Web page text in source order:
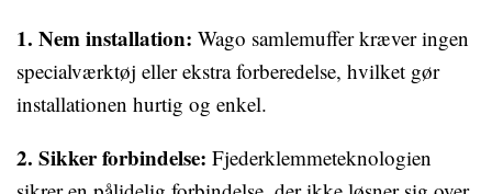
1. Nem installation: Wago samlemuffer kræver ingen
specialværktøj eller ekstra forberedelse, hvilket gør
installationen hurtig og enkel.
2. Sikker forbindelse: Fjederklemmeteknologien